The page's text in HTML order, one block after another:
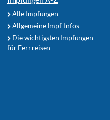
Alle Impfungen
Allgemeine Impf-Infos
Die wichtigsten Impfungen
für Fernreisen